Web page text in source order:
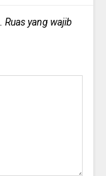
Ruas yang wajib